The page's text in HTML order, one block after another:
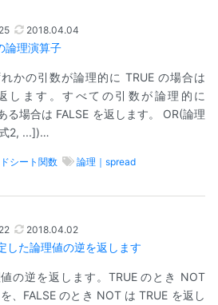
2018.04.04
論理演算子
かの引数が論理的に TRUE の場合は
します。すべての引数が論理的に
る場合は FALSE を返します。 OR(論理
2, ...])…
シート関数 論理｜spread
2018.04.02
した論理値の逆を返します
の逆を返します。TRUE のとき NOT
、FALSE のとき NOT は TRUE を返し